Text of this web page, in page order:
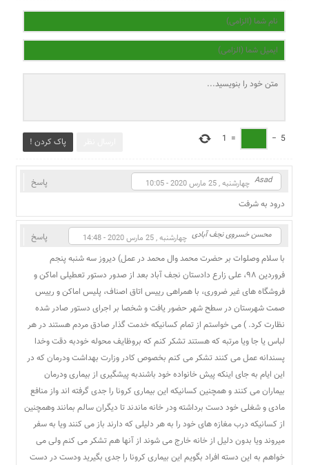
پاک کردن ! 5
−
=
1
Asad چهارشنبه , 25 مارس 2020 - 10:05
پاسخ
درود به شرفت
محسن خسروی نجف آبادی چهارشنبه , 25 مارس 2020 - 14:48
پاسخ
با سلام وصلوات بر حضرت محمد وال محمد در عمل) دیروز سه شنبه پنجم
فروردین ۹۸، علی زارع دادستان نجف آباد بعد از صدور دستور تعطیلی اماکن و
فروشگاه های غیر ضروری، با همراهی رییس اتاق اصناف، پلیس اماکن و رییس
صمت شهرستان در سطح شهر حضور یافت و شخصا بر اجرای دستور صادر شده
نظارت کرد. ) می خواستم از تمام کسانیکه خدمت گذار صادق مردم هستند در هر
لباس یا جا ویا مرتبه که هستند تشکر کنم که بروظایف محوله خودبه دقت وخدا
پسندانه عمل می کنند تشکر می کنم بخصوص کادر وزارت بهداشت ودرمان که در
این ایام به جای اینکه پیش خانواده خود باشندبه پیشگیری از بیماری ودرمان
بیماران می کنند و همچنین کسانیکه این بیماری کرونا را جدی گرفته اند واز منافع
مادی و شغلی خود دست برداشته ودر خانه ماندند تا دیگران سالم بمانند وهمچنین
از کسانیکه درب مغازه های خود را به هر دلیلی که دارند باز می کنند ویا به سفر
میروند ویا بدون دلیل از خانه خارج می شوند از آنها هم تشکر می کنم ولی می
خواهم به این دسته افراد بگویم این بیماری کرونا را جدی بگیرید ودست در دست